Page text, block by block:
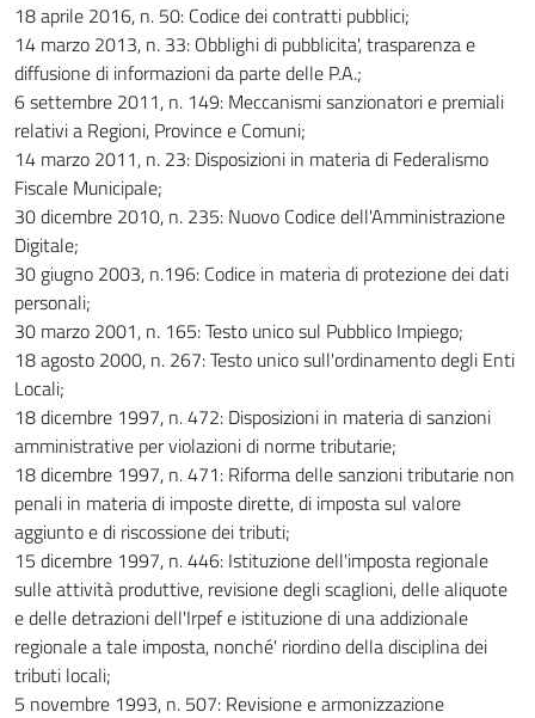
18 aprile 2016, n. 50: Codice dei contratti pubblici;
14 marzo 2013, n. 33: Obblighi di pubblicita', trasparenza e
diffusione di informazioni da parte delle P.A.;
6 settembre 2011, n. 149: Meccanismi sanzionatori e premiali
relativi a Regioni, Province e Comuni;
14 marzo 2011, n. 23: Disposizioni in materia di Federalismo
Fiscale Municipale;
30 dicembre 2010, n. 235: Nuovo Codice dell'Amministrazione
Digitale;
30 giugno 2003, n.196: Codice in materia di protezione dei dati
personali;
30 marzo 2001, n. 165: Testo unico sul Pubblico Impiego;
18 agosto 2000, n. 267: Testo unico sull'ordinamento degli Enti
Locali;
18 dicembre 1997, n. 472: Disposizioni in materia di sanzioni
amministrative per violazioni di norme tributarie;
18 dicembre 1997, n. 471: Riforma delle sanzioni tributarie non
penali in materia di imposte dirette, di imposta sul valore
aggiunto e di riscossione dei tributi;
15 dicembre 1997, n. 446: Istituzione dell'imposta regionale
sulle attività produttive, revisione degli scaglioni, delle aliquote
e delle detrazioni dell'Irpef e istituzione di una addizionale
regionale a tale imposta, nonché' riordino della disciplina dei
tributi locali;
5 novembre 1993, n. 507: Revisione e armonizzazione